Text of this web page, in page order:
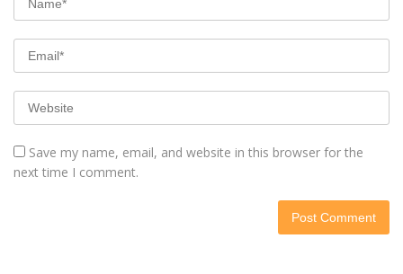
Save my name, email, and website in this browser for the
next time I comment.